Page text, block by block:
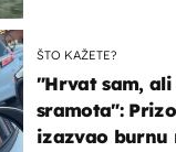
ŠTO KAŽETE?
"Hrvat sam,
sramota":
izazvao burnu